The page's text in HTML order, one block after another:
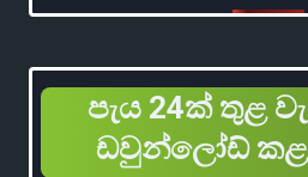
පැය 24ක් තුළ
ඩවුන්ලෝඩ් කළ